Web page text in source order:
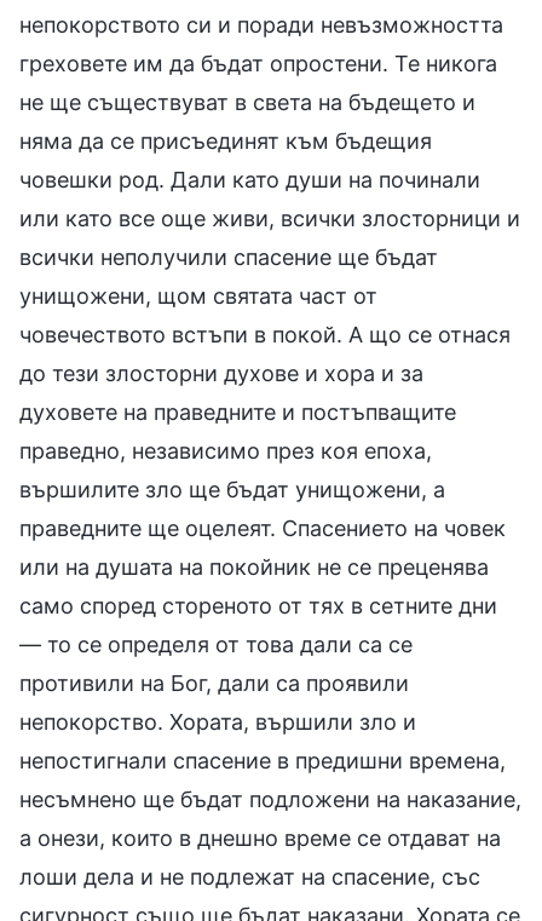
непокорството си и поради невъзможността
греховете им да бъдат опростени. Те никога
не ще съществуват в света на бъдещето и
няма да се присъединят към бъдещия
човешки род. Дали като души на починали
или като все още живи, всички злосторници и
всички неполучили спасение ще бъдат
унищожени, щом святата част от
човечеството встъпи в покой. А що се отнася
до тези злосторни духове и хора и за
духовете на праведните и постъпващите
праведно, независимо през коя епоха,
вършилите зло ще бъдат унищожени, а
праведните ще оцелеят. Спасението на човек
или на душата на покойник не се преценява
само според стореното от тях в сетните дни
— то се определя от това дали са се
противили на Бог, дали са проявили
непокорство. Хората, вършили зло и
непостигнали спасение в предишни времена,
несъмнено ще бъдат подложени на наказание,
а онези, които в днешно време се отдават на
лоши дела и не подлежат на спасение, със
сигурност също ще бъдат наказани. Хората се